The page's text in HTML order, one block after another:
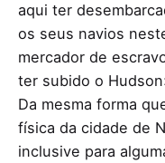
aqui ter
os seus navios
mercador de
ter subido o
Da mesma forma
física da cidade de
inclusive para